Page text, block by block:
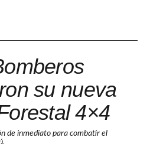
su nueva
4×4
de inmediato para combatir el